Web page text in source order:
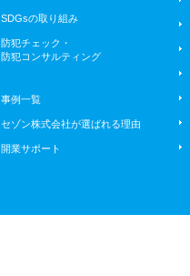
2026/05/25
🌹春のバラフェア2026🌹 ～ナ
イトローズガーデン～
⛩️宮地嶽神社 菖蒲まつり
2026/05/21
SDGsの取り組み
防犯チェック・
防犯コンサルティング
事例一覧
セゾン株式会社が選ばれる理由
開業サポート